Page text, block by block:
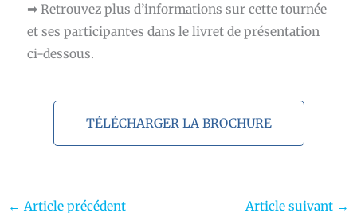
➡Retrouvez plus d’informations sur cette tournée
et ses participant·es dans le livret de présentation
ci-dessous.
TÉLÉCHARGER LA BROCHURE
← Article précédent Article suivant →